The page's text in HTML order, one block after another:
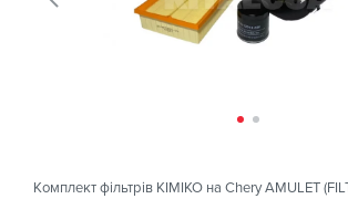
Комплект фільтрів KIMIKO на Chery AMULET